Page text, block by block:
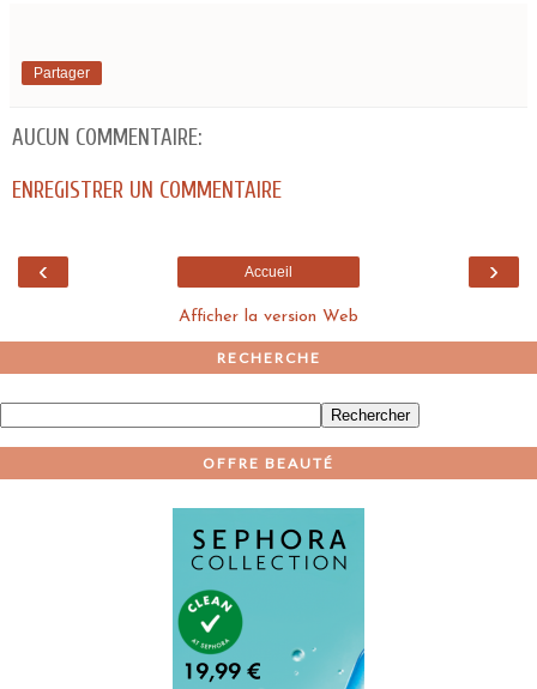
Partager
AUCUN COMMENTAIRE:
ENREGISTRER UN COMMENTAIRE
‹ ›
Accueil
Afficher la version Web
RECHERCHE
OFFRE BEAUTÉ